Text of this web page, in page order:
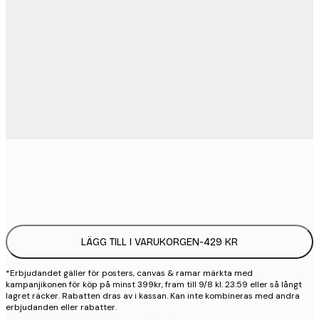
LÄGG TILL I VARUKORGEN-429 KR
*Erbjudandet gäller för posters, canvas & ramar märkta med
kampanjikonen för köp på minst 399kr, fram till 9/8 kl. 23:59 eller så långt
lagret räcker. Rabatten dras av i kassan. Kan inte kombineras med andra
erbjudanden eller rabatter.